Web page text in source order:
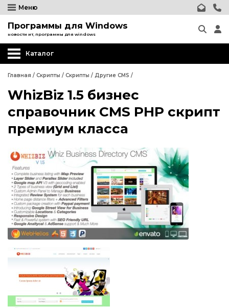
Меню
Программы для Windows
новости ит, программы для windows
Каталог
Wordpress
Joomla
phpBB форум
Другие CMS
Web-Мастеру
Другие шаблоны
Главная / Скрипты / Скрипты / Другие CMS /
WhizBiz 1.5 бизнес
справочник CMS PHP скрипт
премиум класса
Wordpress
Joomla
Другие CMS
Web-Мастеру
Другие шаблоны